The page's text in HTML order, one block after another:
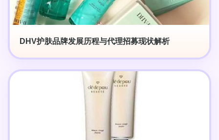
DHV护肤品牌发展历程与代理招募现状解析